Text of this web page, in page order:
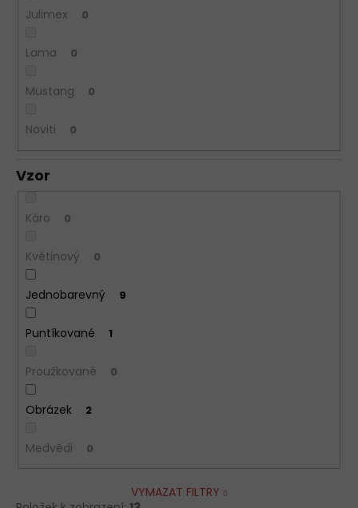
Julimex 0
Lama 0
Mustang 0
Noviti 0
Vzor
Káro 0
Květinový 0
Jednobarevný 9
Puntíkované 1
Proužkované 0
Obrázek 2
Medvědi 0
VYMAZAT FILTRY